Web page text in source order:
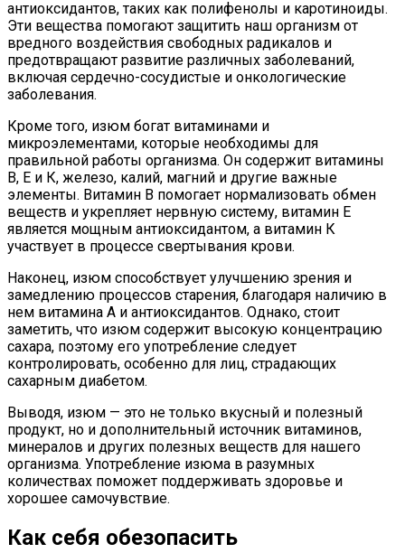
антиоксидантов, таких как полифенолы и каротиноиды.
Эти вещества помогают защитить наш организм от
вредного воздействия свободных радикалов и
предотвращают развитие различных заболеваний,
включая сердечно-сосудистые и онкологические
заболевания.
Кроме того, изюм богат витаминами и
микроэлементами, которые необходимы для
правильной работы организма. Он содержит витамины
В, Е и К, железо, калий, магний и другие важные
элементы. Витамин В помогает нормализовать обмен
веществ и укрепляет нервную систему, витамин Е
является мощным антиоксидантом, а витамин К
участвует в процессе свертывания крови.
Наконец, изюм способствует улучшению зрения и
замедлению процессов старения, благодаря наличию в
нем витамина А и антиоксидантов. Однако, стоит
заметить, что изюм содержит высокую концентрацию
сахара, поэтому его употребление следует
контролировать, особенно для лиц, страдающих
сахарным диабетом.
Выводя, изюм — это не только вкусный и полезный
продукт, но и дополнительный источник витаминов,
минералов и других полезных веществ для нашего
организма. Употребление изюма в разумных
количествах поможет поддерживать здоровье и
хорошее самочувствие.
Как себя обезопасить